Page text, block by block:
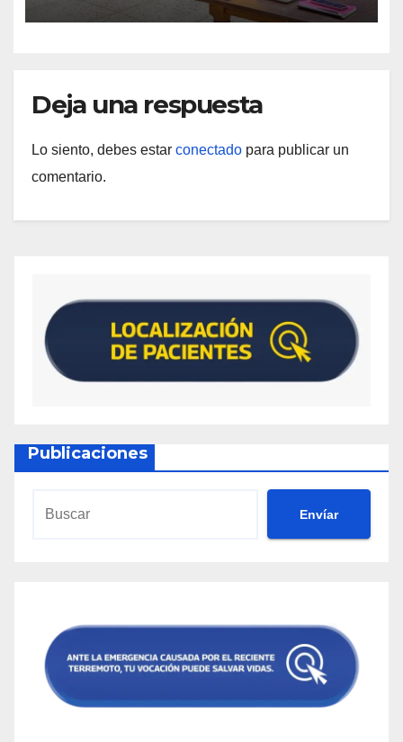
Deja una respuesta
Lo siento, debes estar conectado para publicar un
comentario.
Publicaciones
Envíar